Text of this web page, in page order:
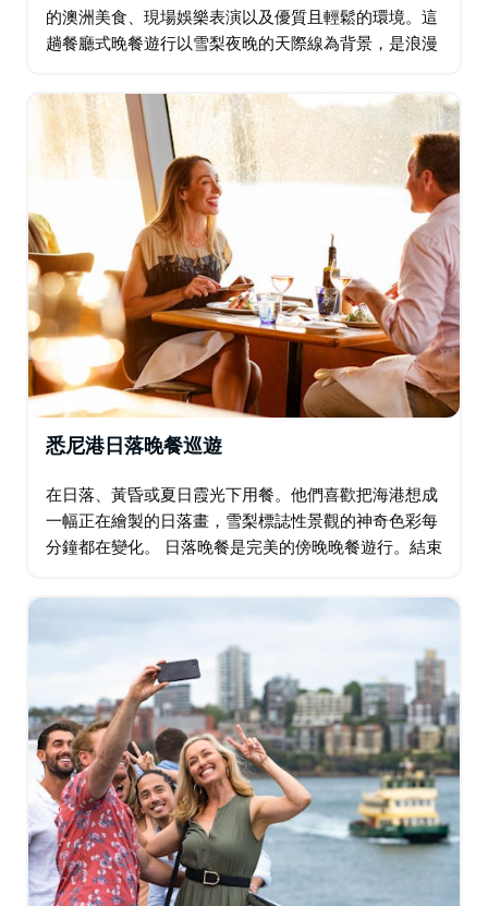
的澳洲美食、現場娛樂表演以及優質且輕鬆的環境。這
趟餐廳式晚餐遊行以雪梨夜晚的天際線為背景，是浪漫
悉尼港日落晚餐巡遊
在日落、黃昏或夏日霞光下用餐。他們喜歡把海港想成
一幅正在繪製的日落畫，雪梨標誌性景觀的神奇色彩每
分鐘都在變化。 日落晚餐是完美的傍晚晚餐遊行。結束
方法。